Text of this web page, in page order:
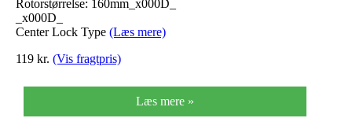
Rotorstørrelse: 160mm_x000D_
_x000D_
Center Lock Type (Læs mere)
119 kr. (Vis fragtpris)
Læs mere »